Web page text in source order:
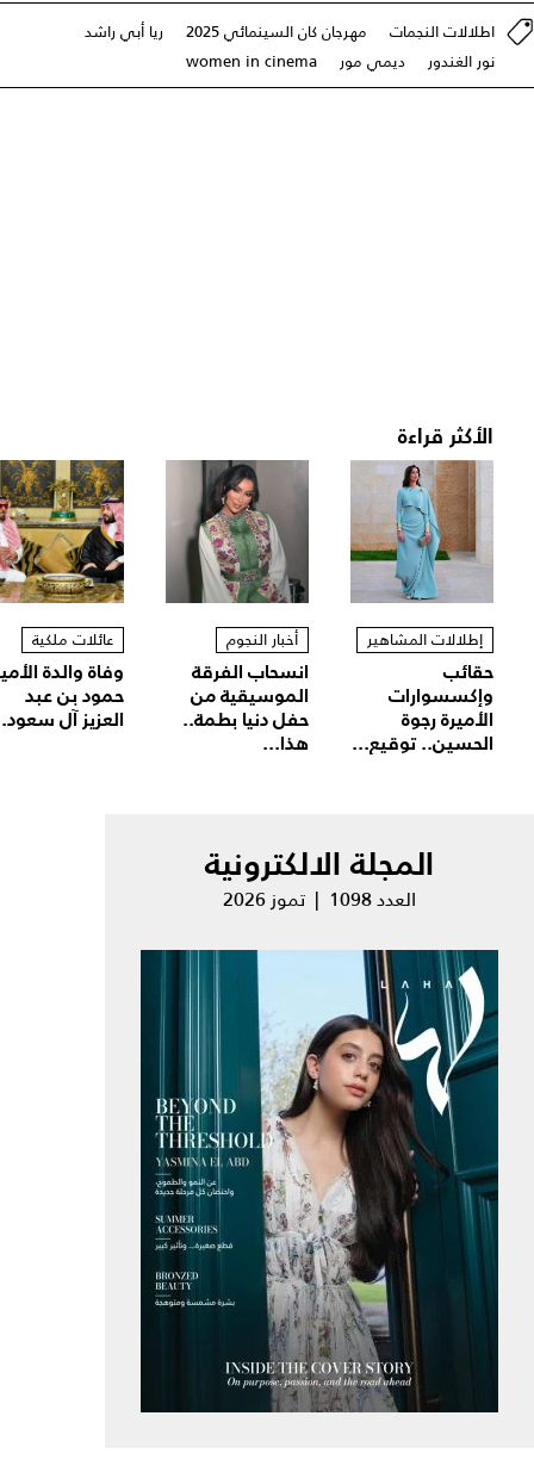
اطلالات النجمات مهرجان كان السينمائي 2025
ريا أبي راشد
نور الغندور
ديمي مور women in cinema
الأكثر قراءة
إطلالات المشاهير
حقائب
وإكسسوارات
الأميرة رجوة
الحسين.. توقيع...
أخبار النجوم
انسحاب الفرقة
الموسيقية من
حفل دنيا بطمة..
هذا...
عائلات ملكية
وفاة والدة
حمود بن عبد
العزيز آل
المجلة الالكترونية
العدد 1098 | تموز 2026